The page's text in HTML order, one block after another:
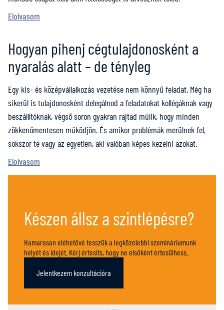
Elolvasom
Hogyan pihenj cégtulajdonosként a
nyaralás alatt – de tényleg
Egy kis- és középvállalkozás vezetése nem könnyű feladat. Még ha
sikerül is tulajdonosként delegálnod a feladatokat kollégáknak vagy
beszállítóknak, végső soron gyakran rajtad múlik, hogy minden
zökkenőmentesen működjön. És amikor problémák merülnek fel,
sokszor te vagy az egyetlen, aki valóban képes kezelni azokat.
Elolvasom
Készen állsz a szintlépésre?
Hamarosan eléhetővé tesszük a legközelebbi szemináriumunk
helyét és idejét. Kérj értesíts, hogy ne elsőként értesülhess.
Jelentkezem konzultációra